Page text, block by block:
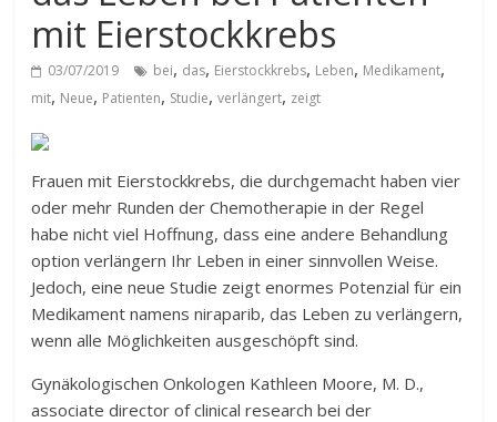
mit Eierstockkrebs
03/07/2019 bei, das, Eierstockkrebs, Leben, Medikament,
mit, Neue, Patienten, Studie,verlängert, zeigt
Frauen mit Eierstockkrebs, die durchgemacht haben vier
oder mehr Runden der Chemotherapie in der Regel
habe nicht viel Hoffnung, dass eine andere Behandlung
option verlängern Ihr Leben in einer sinnvollen Weise.
Jedoch, eine neue Studie zeigt enormes Potenzial für ein
Medikament namens niraparib, das Leben zu verlängern,
wenn alle Möglichkeiten ausgeschöpft sind.
Gynäkologischen Onkologen Kathleen Moore, M. D.,
associate director of clinical research bei der